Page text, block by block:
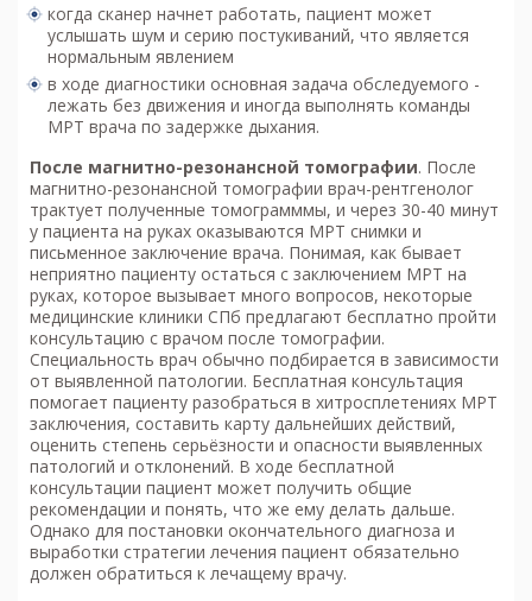
когда сканер начнет работать, пациент может
услышать шум и серию постукиваний, что является
нормальным явлением
в ходе диагностики основная задача обследуемого -
лежать без движения и иногда выполнять команды
МРТ врача по задержке дыхания.
После магнитно-резонансной томографии. После
магнитно-резонансной томографии врач-рентгенолог
трактует полученные томограмммы, и через 30-40 минут
у пациента на руках оказываются МРТ снимки и
письменное заключение врача. Понимая, как бывает
неприятно пациенту остаться с заключением МРТ на
руках, которое вызывает много вопросов, некоторые
медицинские клиники СПб предлагают бесплатно пройти
консультацию с врачом после томографии.
Специальность врач обычно подбирается в зависимости
от выявленной патологии. Бесплатная консультация
помогает пациенту разобраться в хитросплетениях МРТ
заключения, составить карту дальнейших действий,
оценить степень серьёзности и опасности выявленных
патологий и отклонений. В ходе бесплатной
консультации пациент может получить общие
рекомендации и понять, что же ему делать дальше.
Однако для постановки окончательного диагноза и
выработки стратегии лечения пациент обязательно
должен обратиться к лечащему врачу.